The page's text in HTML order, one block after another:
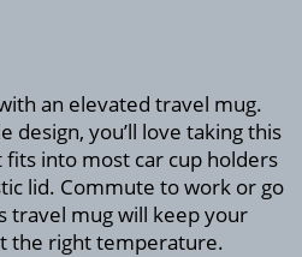
an elevated travel mug.
design, you’ll love taking this
into most car cup holders
lid. Commute to work or go
mug will keep your
the right temperature.